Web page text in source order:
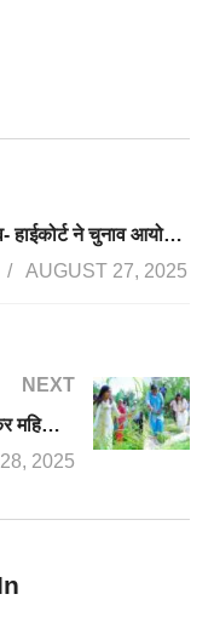
नैनीताल जिला पंचायत चुनाव- हाईकोर्ट ने चुनाव आयोग से कहा, क्या गड़बड़ियां हुई, क्या एक्शन हुआ, दो दिन में जवाब दो
AUGUST 27, 2025
NEXT
पौड़ी डीएम का अलग अंदाज, डुंगरी गांव पहुंचकर महिलाओं के साथ की धान की कटाई, मंडाई
2025